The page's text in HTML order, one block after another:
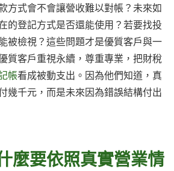
方式會不會讓營收難以對帳？未來如
的登記方式是否還能使用？若要找投
被檢視？這些問題才是優質客戶與一
質客戶重視永續，尊重專業，把財稅
帳看成被動支出。因為他們知道，真
幾千元，而是未來因為錯誤結構付出
麼要依照真實營業情